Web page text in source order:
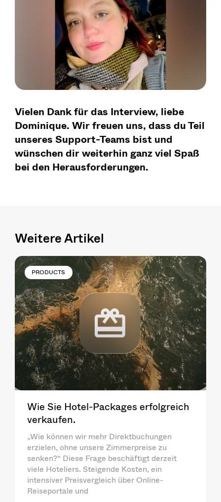
Vielen Dank für das Interview, liebe
Dominique. Wir freuen uns, dass du Teil
unseres Support-Teams bist und
wünschen dir weiterhin ganz viel Spaß
bei den Herausforderungen.
Weitere Artikel
PRODUCTS
Wie Sie Hotel-Packages erfolgreich
verkaufen.
„Wie können wir mehr Direktbuchungen
erzielen, ohne unsere Zimmerpreise zu
senken?“ Diese Frage beschäftigt derzeit
viele Hoteliers. Steigende Kosten, ein
intensiver Preisvergleich über Online-
Reiseportale und